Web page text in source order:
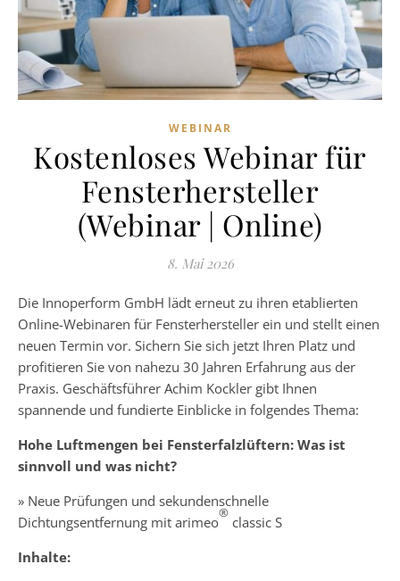
WEBINAR
Kostenloses Webinar für
Fensterhersteller
(Webinar | Online)
8. Mai 2026
Die Innoperform GmbH lädt erneut zu ihren etablierten
Online-Webinaren für Fensterhersteller ein und stellt einen
neuen Termin vor. Sichern Sie sich jetzt Ihren Platz und
profitieren Sie von nahezu 30 Jahren Erfahrung aus der
Praxis. Geschäftsführer Achim Kockler gibt Ihnen
spannende und fundierte Einblicke in folgendes Thema:
Hohe Luftmengen bei Fensterfalzlüftern: Was ist
sinnvoll und was nicht?
» Neue Prüfungen und sekundenschnelle
Dichtungsentfernung mit arimeo
®
classic S
Inhalte: